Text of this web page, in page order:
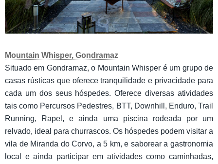
Mountain Whisper, Gondramaz
Situado em Gondramaz, o Mountain Whisper é um grupo de
casas rústicas que oferece tranquilidade e privacidade para
cada um dos seus hóspedes. Oferece diversas atividades
tais como Percursos Pedestres, BTT, Downhill, Enduro, Trail
Running, Rapel, e ainda uma piscina rodeada por um
relvado, ideal para churrascos. Os hóspedes podem visitar a
vila de Miranda do Corvo, a 5 km, e saborear a gastronomia
local e ainda participar em atividades como caminhadas,